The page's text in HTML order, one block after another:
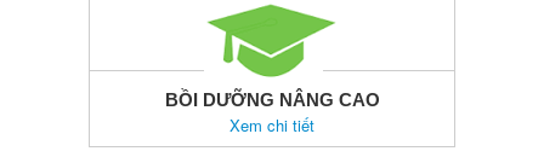
BỒI DƯỠNG NÂNG CAO
Xem chi tiết